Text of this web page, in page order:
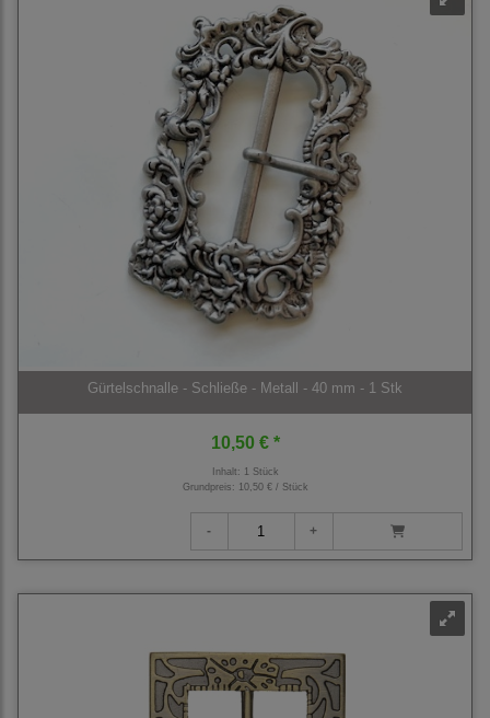
Gürtelschnalle - Schließe - Metall - 40 mm - 1 Stk
10,50 € *
Inhalt: 1 Stück
Grundpreis: 10,50 € / Stück